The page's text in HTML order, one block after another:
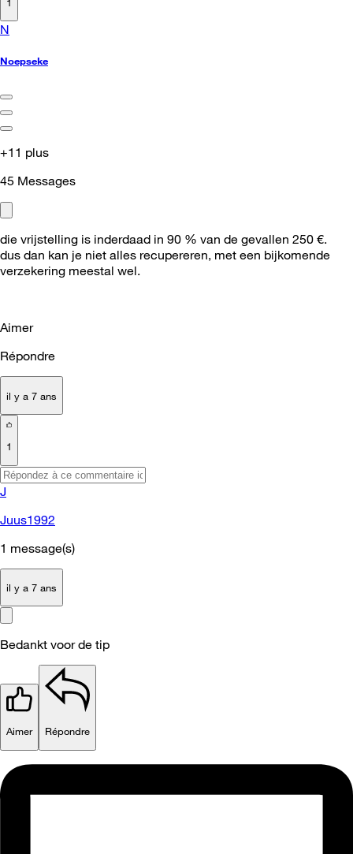
N
Noepseke
+11 plus
45 Messages
die vrijstelling is inderdaad in 90 % van de gevallen 250 €.
dus dan kan je niet alles recupereren, met een bijkomende
verzekering meestal wel.
Aimer
Répondre
il y a 7 ans
1
J
Juus1992
1 message(s)
il y a 7 ans
Bedankt voor de tip
Aimer Répondre